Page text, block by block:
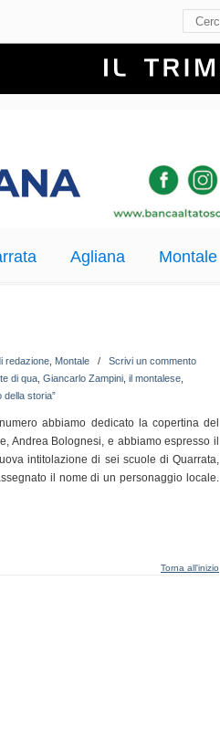
Agliana Montale
redazione Montale / Scrivi un commento
di qua Giancarlo Zampini il montalese
della storia”
abbiamo dedicato la copertina del
Andrea Bolognesi, e abbiamo espresso il
intitolazione di sei scuole di Quarrata,
il nome di un personaggio locale.
Torna all'inizio